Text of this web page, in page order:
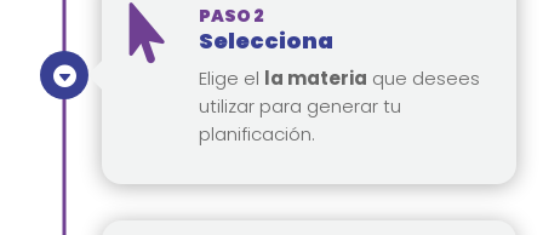
 PASO 2
Selecciona
Elige el la materia que desees
utilizar para generar tu
planificación.